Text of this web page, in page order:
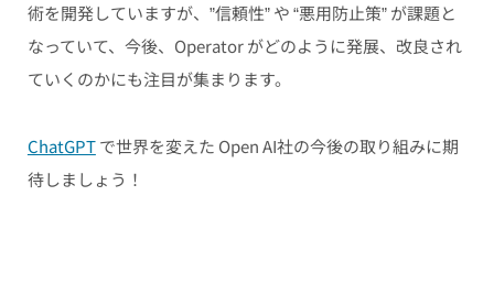
術を開発していますが、”信頼性” や “悪用防止策” が課題と
なっていて、今後、Operator がどのように発展、改良され
ていくのかにも注目が集まります。
ChatGPTで世界を変えた Open AI社の今後の取り組みに期
待しましょう！